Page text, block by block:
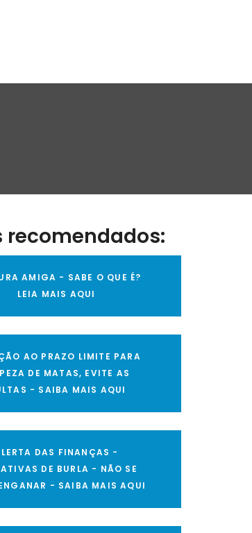
recomendados:
AMIGA - SABE O QUE É?
LEIA MAIS AQUI
AO PRAZO LIMITE PARA
DE MATAS, EVITE AS
- SAIBA MAIS AQUI
DAS FINANÇAS -
DE BURLA - NÃO SE
- SAIBA MAIS AQUI